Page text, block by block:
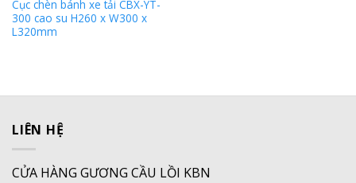
Cục chèn bánh xe tải CBX-YT-
300 cao su H260 x W300 x
L320mm
LIÊN HỆ
CỬA HÀNG GƯƠNG CẦU LỒI KBN